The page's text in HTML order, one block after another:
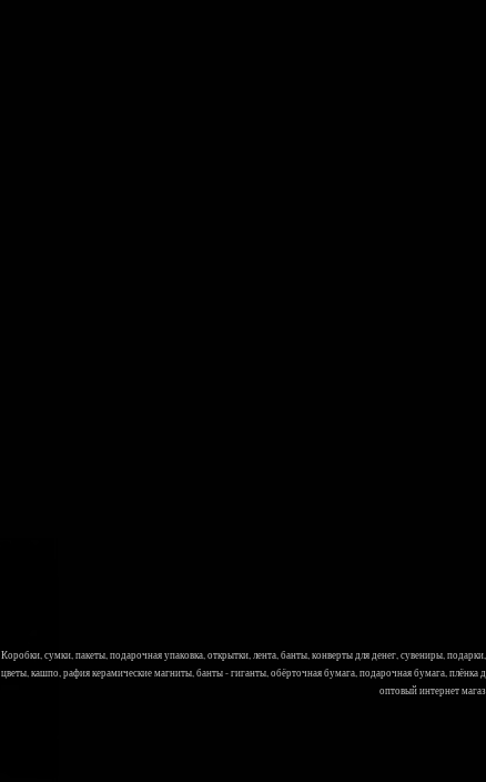
Коробки, сумки, пакеты, подарочная упаковка, открытки, лента, банты, конверты для денег, сувениры,
цветы, кашпо, рафия керамические магниты, банты - гиганты, обёрточная бумага, подарочная бумага,
оптовый интернет